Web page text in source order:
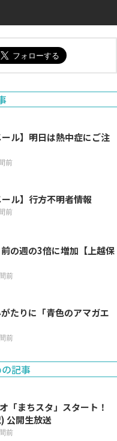
ル】明日は熱中症にご注
前
ル】行方不明者情報
前
前
たりに「青色のアマガエ
前
記事
「まちスタ」スタート！
公開生放送
前